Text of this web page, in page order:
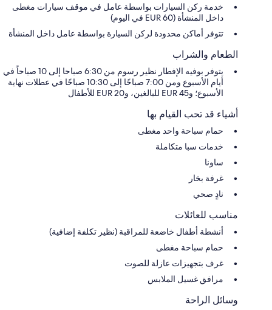
خدمة ركن السيارات بواسطة عامل في موقف سيارات مغطى
داخل المنشأة (EUR 60 في اليوم)
تتوفر أماكن محدودة لركن السيارة بواسطة عامل داخل المنشأة
الطعام والشراب
يتوفر بوفيه الإفطار نظير رسوم من 6:30 صباحا إلى 10 صباحاً في
أيام الأسبوع ومن 7:00 صباحًا إلى 10:30 صباحًا في عطلات نهاية
الأسبوع؛ و45 EUR للبالغين، و20 EUR للأطفال
أشياء قد تحب القيام بها
حمام سباحة واحد مغطى
خدمات سبا متكاملة
ساونا
غرفة بخار
نادٍ صحي
مناسب للعائلات
أنشطة أطفال خاضعة للمراقبة (نظير تكلفة إضافية)
حمام سباحة مغطى
غرف بتجهيزات عازلة للصوت
مرافق غسيل الملابس
وسائل الراحة